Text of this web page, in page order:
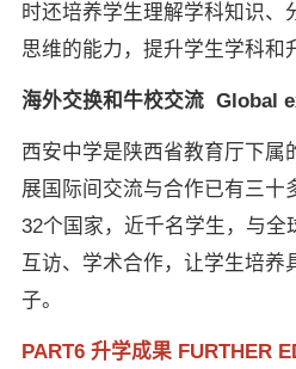
时还培养学生理解学科知识、
思维的能力，提升学生学科和
海外交换和牛校交流 Global
西安中学是陕西省教育厅下属
展国际间交流与合作已有三十
32个国家，近千名学生，与全
互访、学术合作，让学生培养
子。
PART6 升学成果 FURTHER